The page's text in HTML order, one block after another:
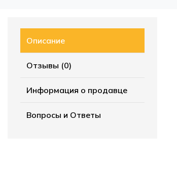
Описание
Отзывы (0)
Информация о продавце
Вопросы и Ответы